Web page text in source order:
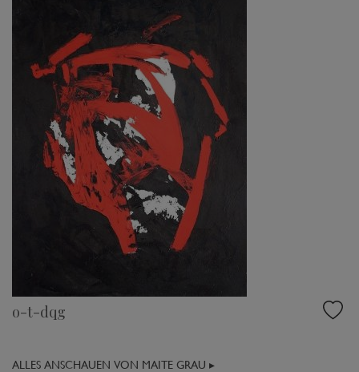
o-t-dqg
ALLES ANSCHAUEN VON MAITE GRAU ▸